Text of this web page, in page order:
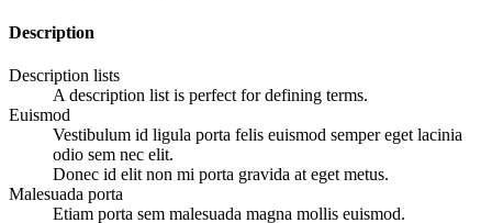
Description
Description lists
A description list is perfect for defining terms.
Euismod
Vestibulum id ligula porta felis euismod semper eget lacinia
odio sem nec elit.
Donec id elit non mi porta gravida at eget metus.
Malesuada porta
Etiam porta sem malesuada magna mollis euismod.